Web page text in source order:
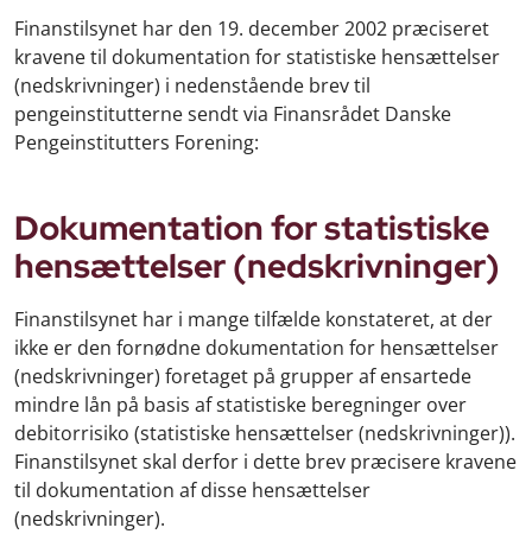
Finanstilsynet har den 19. december 2002 præciseret
kravene til dokumentation for statistiske hensættelser
(nedskrivninger) i nedenstående brev til
pengeinstitutterne sendt via Finansrådet Danske
Pengeinstitutters Forening:
Dokumentation for statistiske
hensættelser (nedskrivninger)
Finanstilsynet har i mange tilfælde konstateret, at der
ikke er den fornødne dokumentation for hensættelser
(nedskrivninger) foretaget på grupper af ensartede
mindre lån på basis af statistiske beregninger over
debitorrisiko (statistiske hensættelser (nedskrivninger)).
Finanstilsynet skal derfor i dette brev præcisere kravene
til dokumentation af disse hensættelser
(nedskrivninger).